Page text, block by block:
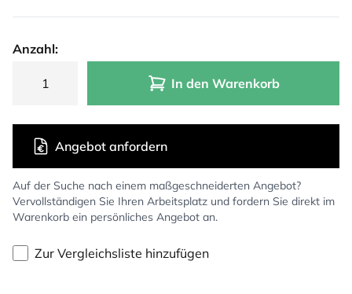
Anzahl:
In den Warenkorb
Auf der Suche nach einem maßgeschneiderten Angebot?
Vervollständigen Sie Ihren Arbeitsplatz und fordern Sie direkt im
Warenkorb ein persönliches Angebot an.
Angebot anfordern
Zur Vergleichsliste hinzufügen